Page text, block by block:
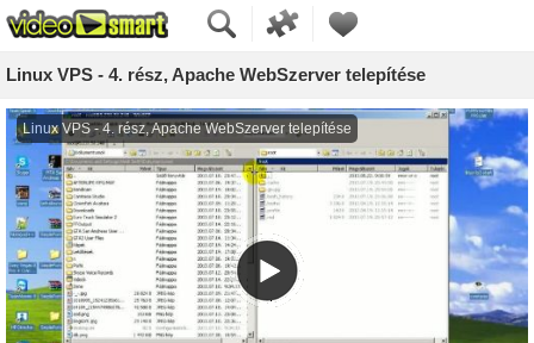
Linux VPS - 4. rész, Apache WebSzerver telepítése